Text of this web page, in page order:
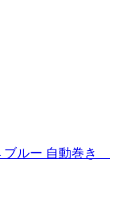
ブルー 自動巻き